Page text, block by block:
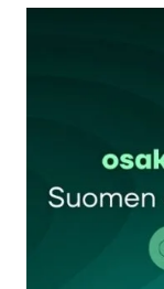
kentät on